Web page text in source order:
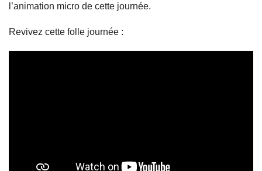
l’animation micro de cette journée.
Revivez cette folle journée :